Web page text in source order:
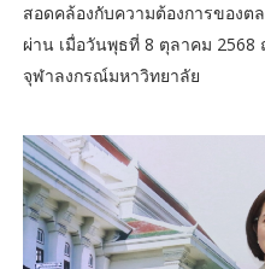
สอดคล้องกับความต้องการของต
ผ่าน เมื่อวันพุธที่ 8 ตุลาคม
จุฬาลงกรณ์มหาวิทยาลัย